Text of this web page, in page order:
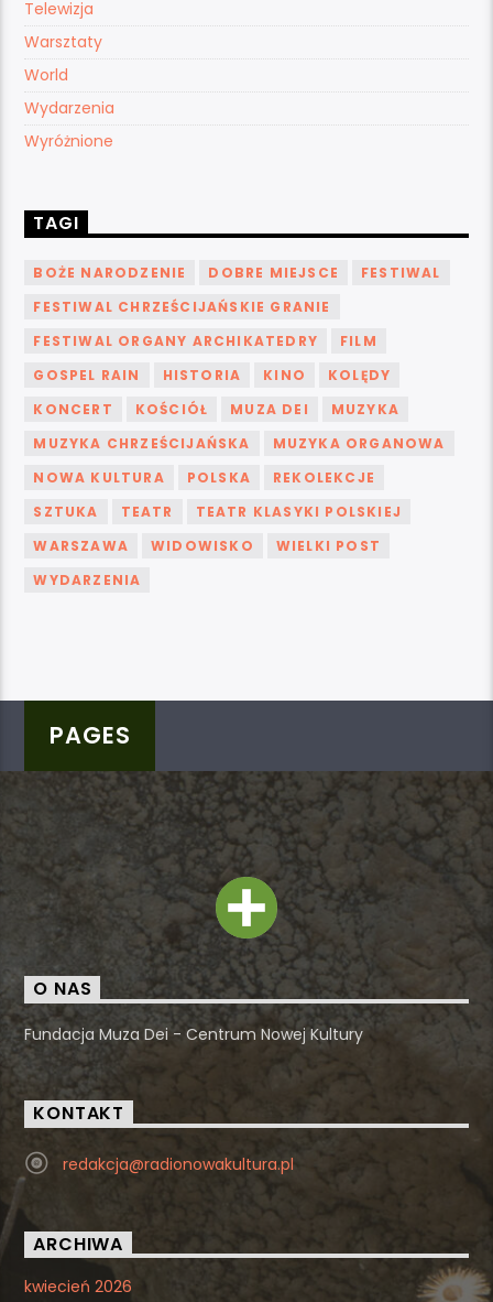
Telewizja
Warsztaty
World
Wydarzenia
Wyróżnione
TAGI
BOŻE NARODZENIE DOBRE MIEJSCE
FESTIWAL
FESTIWAL CHRZEŚCIJAŃSKIE GRANIE
FESTIWAL ORGANY ARCHIKATEDRY
FILM
GOSPEL RAIN
HISTORIA KINO
KOLĘDY
KONCERT
KOŚCIÓŁ MUZA DEI
MUZYKA
MUZYKA CHRZEŚCIJAŃSKA
MUZYKA ORGANOWA
NOWA KULTURA
POLSKA
REKOLEKCJE
SZTUKA
TEATR
TEATR KLASYKI POLSKIEJ
WARSZAWA
WIDOWISKO
WIELKI POST
WYDARZENIA
PAGES
O NAS
Fundacja Muza Dei - Centrum Nowej Kultury
KONTAKT
redakcja@radionowakultura.pl
ARCHIWA
kwiecień 2026